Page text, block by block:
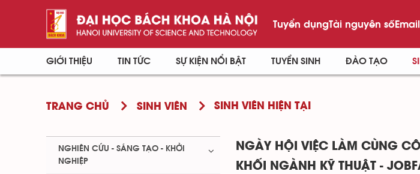
Tuyển dụngTài nguyên sốEmail
GIỚI THIỆU TIN TỨC SỰ KIỆN NỔI BẬT TUYỂN SINH ĐÀO TẠO
TRANG CHỦ SINH VIÊN SINH VIÊN HIỆN TẠI
NGÀY HỘI VIỆC LÀM CÙNG
KHỐI NGÀNH KỸ THUẬT -
NGHIÊN CỨU - SÁNG TẠO - KHỞI
NGHIỆP